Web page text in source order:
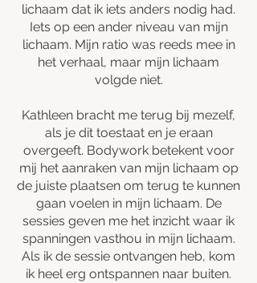
lichaam dat ik iets anders nodig had.
Iets op een ander niveau van mijn
lichaam. Mijn ratio was reeds mee in
het verhaal, maar mijn lichaam
volgde niet.
Kathleen bracht me terug bij mezelf,
als je dit toestaat en je eraan
overgeeft. Bodywork betekent voor
mij het aanraken van mijn lichaam op
de juiste plaatsen om terug te kunnen
gaan voelen in mijn lichaam. De
sessies geven me het inzicht waar ik
spanningen vasthou in mijn lichaam.
Als ik de sessie ontvangen heb, kom
ik heel erg ontspannen naar buiten.